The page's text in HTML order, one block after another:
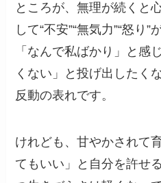
ところが、無理が続くと
して“不安”“無気力”“怒り
「なんで私ばかり」と感
くない」と投げ出したく
反動の表れです。
けれども、甘やかされて
てもいい」と自分を許せ